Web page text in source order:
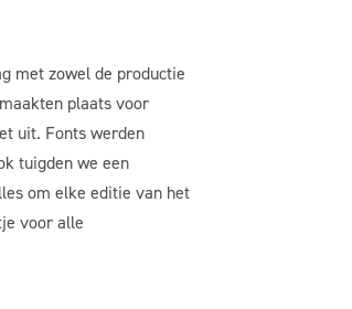
met zowel de productie
plaats voor
uit. Fonts werden
tuigden we een
om elke editie van het
vooralle